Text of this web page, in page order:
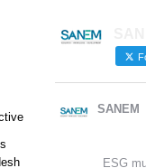
SANEM
ESG